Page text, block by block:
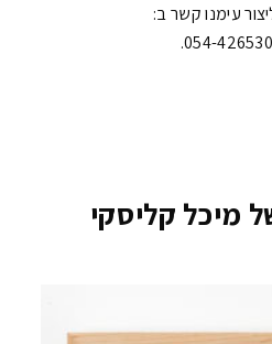
עימנו קשר ב:
מיכל קליסקי